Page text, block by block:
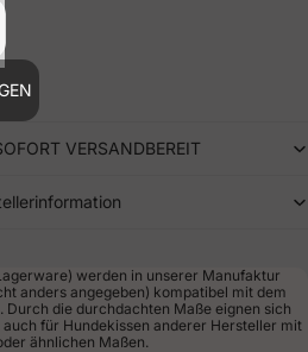
VERSANDBEREIT
werden in unserer Manufaktur
anders angegeben) kompatibel mit dem
. Durch die durchdachten Maße eignen sich
für Hundekissen anderer Hersteller mit
ähnlichen Maßen.